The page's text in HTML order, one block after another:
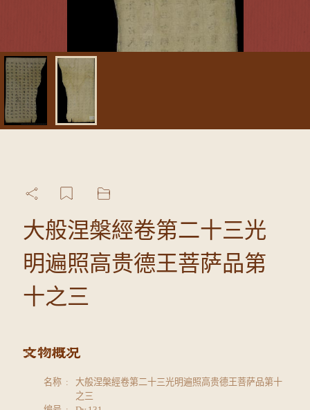
大般涅槃經卷第二十三光
明遍照高贵德王菩萨品第
十之三
名称
大般涅槃經卷第二十三光明遍照高贵德王菩萨品第十
之三